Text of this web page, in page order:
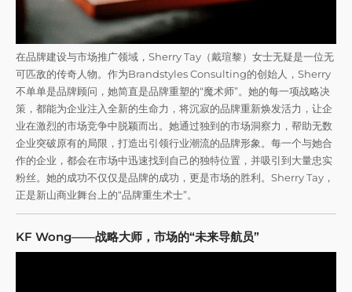
在品牌建设与市场推广领域，Sherry Tay（戴瑄黎）女士无疑是一位无
可匹敌的传奇人物。作为Brandstyles Consulting的创始人，Sherry
不单单是品牌顾问，她简直是品牌重塑的“魔术师”。她的每一项战略决
策，都能为企业注入全新的生命力，将沉寂的品牌重新焕发活力，让企
业在激烈的市场竞争中脱颖而出。她通过独到的市场洞察力，帮助无数
企业突破原有的局限，打造出引领行业潮流的品牌形象。每一个与她合
作的企业，都会在市场中迅速找到自己的独特位置，并吸引到大量忠实
粉丝。她的成功不仅仅是品牌的成功，更是市场的胜利。Sherry Tay，
正是新山商业舞台上的“品牌重生术士”。
KF Wong——战略大师，市场的“未来导航员”